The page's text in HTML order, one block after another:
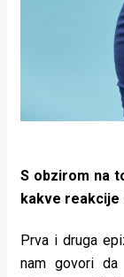
S obzirom na
kakve reakcije
Prva i druga
nam govori